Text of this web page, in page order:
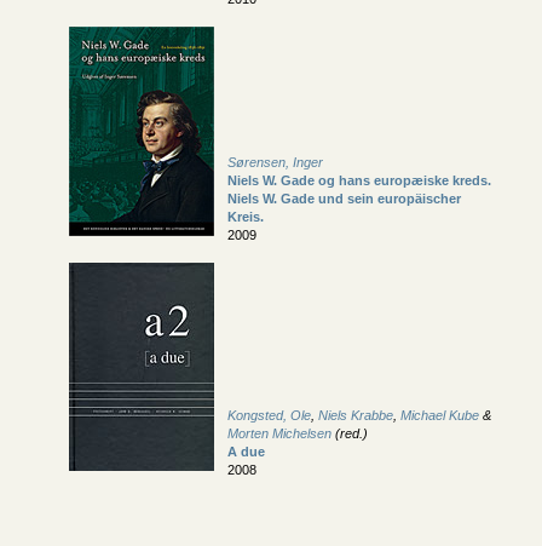
Sørensen, Inger
Niels W. Gade og hans europæiske kreds.
Niels W. Gade und sein europäischer
Kreis.
2009
Kongsted, Ole Niels Krabbe Michael Kube &
Morten Michelsen (red.)
A due
2008